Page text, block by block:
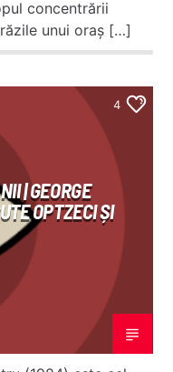
concentrării
unui oraș […]
4
| GEORGE
OPTZECI ȘI